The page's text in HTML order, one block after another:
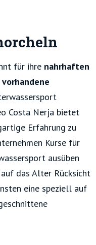
für ihre nahrhaften
Costa Nerja bietet
Erfahrung zu
Kurse für
ausüben
das Alter Rücksicht
eine speziell auf